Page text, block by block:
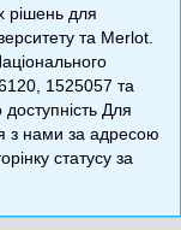
рішень для
та Merlot.
1525057 та
доступність Для
з нами за адресою
статусу за